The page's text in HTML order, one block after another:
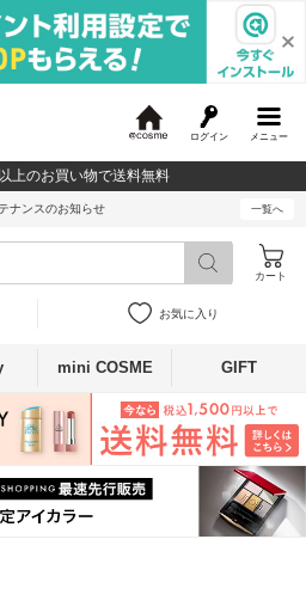
メニュー
ログイン
c
o
上のお買い物で送料無料
ナンスのお知らせ 一覧へ
カート
お気に入り
mini COSME GIFT